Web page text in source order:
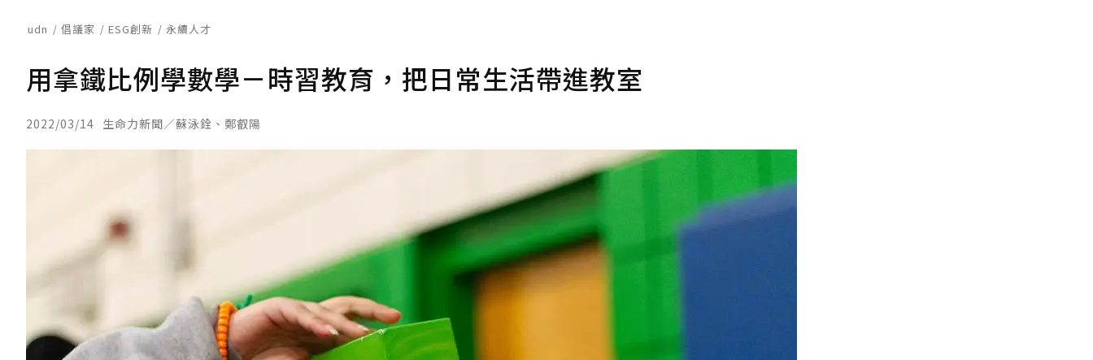
udn 倡議家 ESG創新 永續人才
用拿鐵比例學數學－時習教育，把日常生活帶進教室
2022/03/14 生命力新聞／蘇泳銓、鄭叡陽